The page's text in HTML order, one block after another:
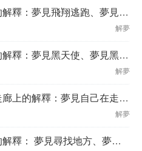
13 個夢見逃離的解釋：夢見飛翔逃跑、夢見逃離火焰
解夢
10 個夢見天使的解釋：夢見黑天使、夢見黑暗天使
解夢
19 個夢見走在走廊上的解釋：夢見自己在走廊裡迷路、夢見在走廊被搶劫
解夢
11 個夢見地點的解釋： 夢見尋找地方、夢見突然換地